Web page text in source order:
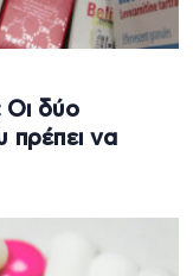
Οι δύο
πρέπει να